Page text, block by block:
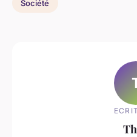
Société